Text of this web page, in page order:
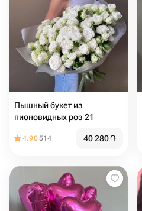
Пышный букет из
пионовидных роз 21
4.90514 40 280֏